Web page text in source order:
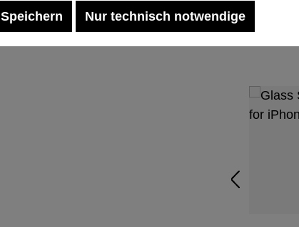
Speichern Nur technisch notwendige